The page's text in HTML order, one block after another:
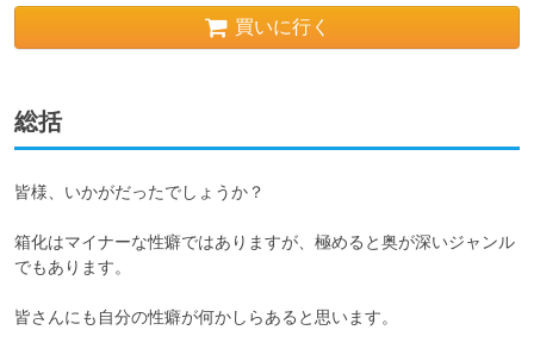
買いに行く
総括
皆様、いかがだったでしょうか？
箱化はマイナーな性癖ではありますが、極めると奥が深いジャンル
でもあります。
皆さんにも自分の性癖が何かしらあると思います。